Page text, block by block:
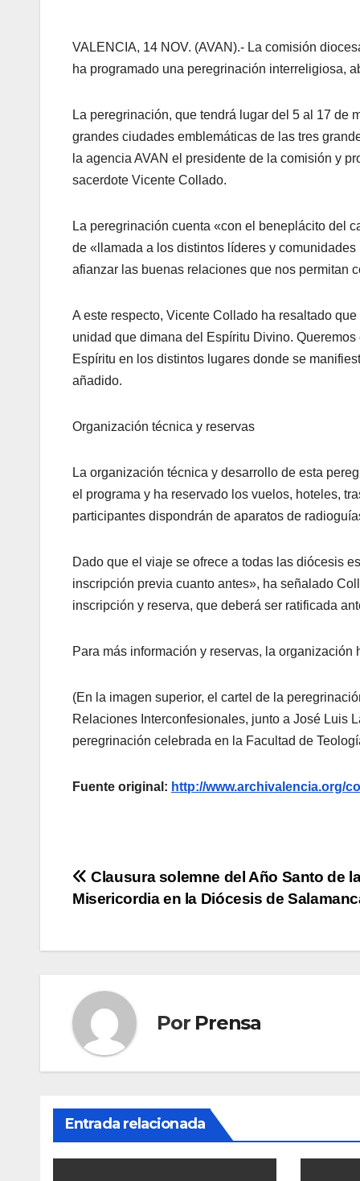
VALENCIA, 14 NOV. (AVAN).- La comisión
ha programado una peregrinación interreligiosa,
La peregrinación, que tendrá lugar del 5 al 17 de
grandes ciudades emblemáticas de las tres
la agencia AVAN el presidente de la comisión y
sacerdote Vicente Collado.
La peregrinación cuenta «con el beneplácito del
de «llamada a los distintos líderes y
afianzar las buenas relaciones que nos permitan
A este respecto, Vicente Collado ha resaltado
unidad que dimana del Espíritu Divino.
Espíritu en los distintos lugares donde se
añadido.
Organización técnica y reservas
La organización técnica y desarrollo de esta
el programa y ha reservado los vuelos, hoteles,
participantes dispondrán de aparatos de
Dado que el viaje se ofrece a todas las diócesis
inscripción previa cuanto antes», ha señalado
inscripción y reserva, que deberá ser ratificada
Para más información y reservas, la
(En la imagen superior, el cartel de la
Relaciones Interconfesionales, junto a José Luis
peregrinación celebrada en la Facultad de
Fuente original: http://www.archivalencia.org/
Navegación
entradas
Clausura solemne del Año Santo de
Misericordia en la Diócesis de
Por Prensa
Entrada relacionada